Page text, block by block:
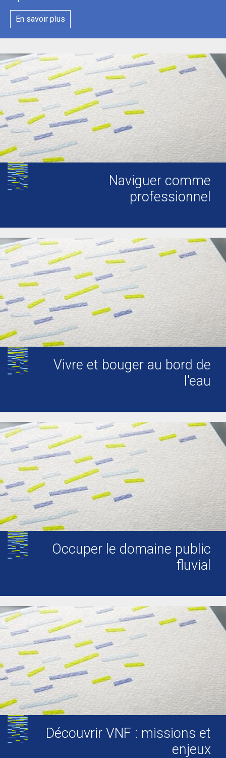
En savoir plus
Naviguer comme
professionnel
Vivre et bouger au bord de
l'eau
Occuper le domaine public
fluvial
Découvrir VNF : missions et
enjeux